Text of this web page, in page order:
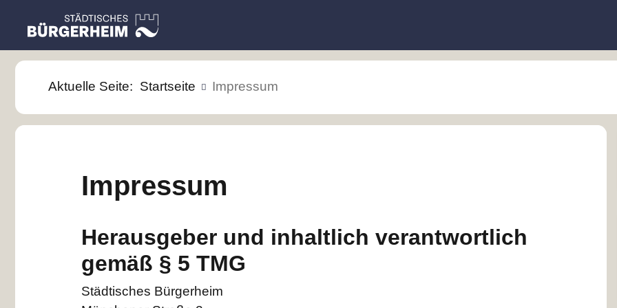
Städtisches
Bürgerheim
Aktuelle Seite: Startseite Impressum
Impressum
Herausgeber und inhaltlich verantwortlich
gemäß § 5 TMG
Städtisches Bürgerheim